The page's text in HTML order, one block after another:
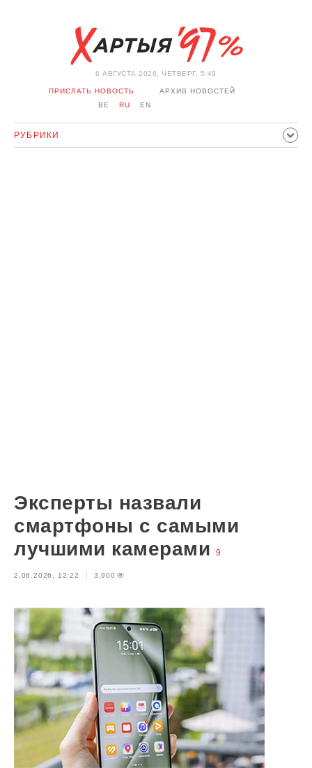
6 АВГУСТА 2026, ЧЕТВЕРГ, 5:49
ПРИСЛАТЬ НОВОСТЬ
АРХИВ НОВОСТЕЙ
BE
RU EN
РУБРИКИ
Эксперты назвали
смартфоны с самыми
лучшими камерами
9
2.06.2026, 12:22 3,900